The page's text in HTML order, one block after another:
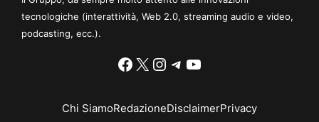
tecnologiche (interattività, Web 2.0, streaming audio e video,
podcasting, ecc.).
Facebook
X Instagram
Telegram
YouTube
Chi SiamoRedazioneDisclaimerPrivacy